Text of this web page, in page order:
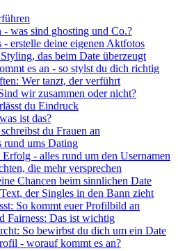
was sind ghosting und Co.?
- erstelle deine eigenen Aktfotos
das beim Date überzeugt
es an - so stylst du dich richtig
Wer tanzt, der verführt
wir zusammen oder nicht?
du Eindruck
ist das?
du Frauen an
rund ums Dating
- alles rund um den Usernamen
die mehr versprechen
Chancen beim sinnlichen Date
der Singles in den Bann zieht
So kommt euer Profilbild an
Fairness: Das ist wichtig
So bewirbst du dich um ein Date
- worauf kommt es an?